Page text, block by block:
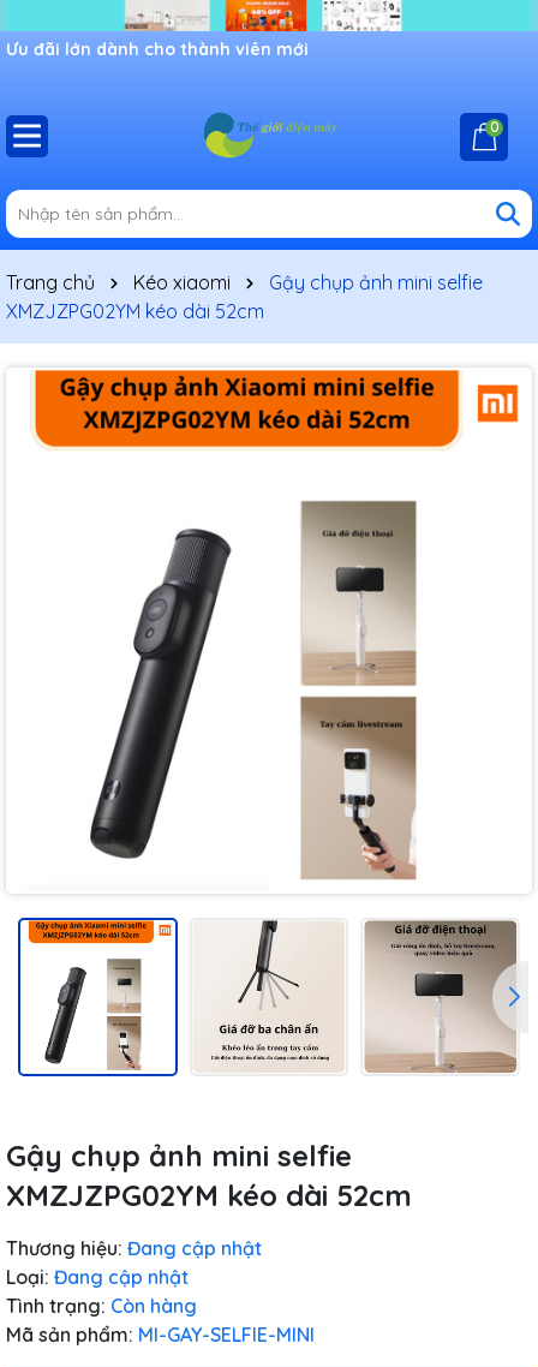
Ưu đãi lớn dành cho thành viên mới
0
Trang chủ Kéo xiaomi
Gậy chụp ảnh mini selfie
XMZJZPG02YM kéo dài 52cm
Gậy chụp ảnh mini selfie
XMZJZPG02YM kéo dài 52cm
Thương hiệu: Đang cập nhật
Loại: Đang cập nhật
Tình trạng: Còn hàng
Mã sản phẩm: MI-GAY-SELFIE-MINI